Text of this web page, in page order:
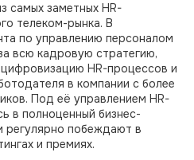
самых заметных HR-
телеком-рынка. В
по управлению персоналом
всю кадровую стратегию,
HR-процессов и
в компании с более
Под её управлением HR-
в полноценный бизнес-
регулярно побеждают в
и премиях.